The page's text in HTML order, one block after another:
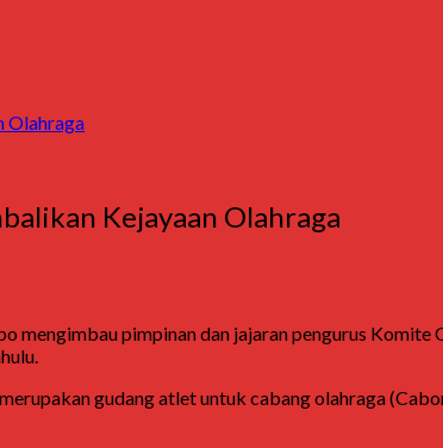
Olahraga
Kejayaan Olahraga
mengimbau pimpinan dan jajaran pengurus
gudang atlet untuk cabang olahraga